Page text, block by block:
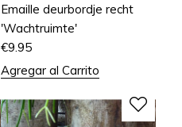
Emaille deurbordje recht
'Wachtruimte'
€9.95
Agregar al Carrito